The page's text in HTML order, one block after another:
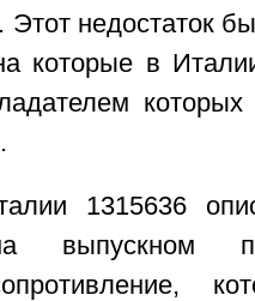
недостаток
которые в
которых
1315636
выпускном